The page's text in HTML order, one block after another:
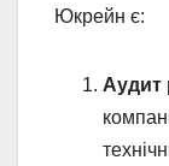
Юкрейн є:
Аудит